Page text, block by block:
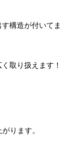
構造が付いてま
取り扱えます！
がります。